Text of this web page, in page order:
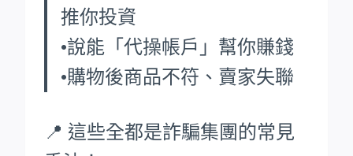
推你投資
•說能「代操帳戶」幫你賺錢
•購物後商品不符、賣家失聯
📍 這些全都是詐騙集團的常見